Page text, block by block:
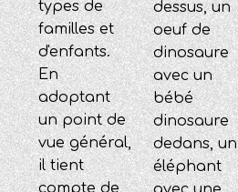
dessus, un
oeuf de
dinosaure
avec un
bébé
dinosaure
dedans, un
éléphant
types de
familles et
d'enfants.
En
adoptant
un point de
vue général,
il tient
compte de